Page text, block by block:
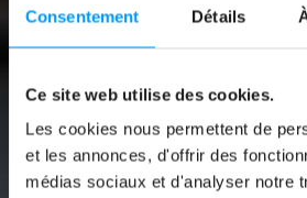
Consentement Détails
Ce site web utilise des cookies.
Les cookies nous permettent de
et les annonces, d'offrir des
médias sociaux et d'analyser notre
AUDI A6